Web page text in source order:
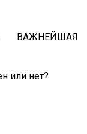
ВАЖНЕЙШАЯ
или нет?